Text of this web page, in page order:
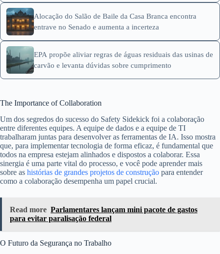
Alocação do Salão de Baile da Casa Branca encontra
entrave no Senado e aumenta a incerteza
EPA propõe aliviar regras de águas residuais das usinas de
carvão e levanta dúvidas sobre cumprimento
The Importance of Collaboration
Um dos segredos do sucesso do Safety Sidekick foi a colaboração
entre diferentes equipes. A equipe de dados e a equipe de TI
trabalharam juntas para desenvolver as ferramentas de IA. Isso mostra
que, para implementar tecnologia de forma eficaz, é fundamental que
todos na empresa estejam alinhados e dispostos a colaborar. Essa
sinergia é uma parte vital do processo, e você pode aprender mais
sobre as histórias de grandes projetos de construção para entender
como a colaboração desempenha um papel crucial.
Read more Parlamentares lançam mini pacote de gastos
para evitar paralisação federal
O Futuro da Segurança no Trabalho